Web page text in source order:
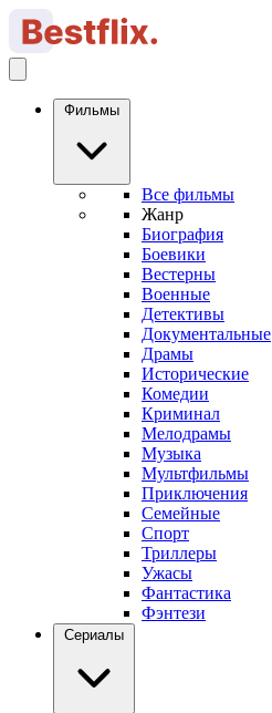
Фильмы
Все фильмы
Жанр
Биография
Боевики
Вестерны
Военные
Детективы
Документальные
Драмы
Исторические
Комедии
Криминал
Мелодрамы
Музыка
Мультфильмы
Приключения
Семейные
Спорт
Триллеры
Ужасы
Фантастика
Фэнтези
Сериалы